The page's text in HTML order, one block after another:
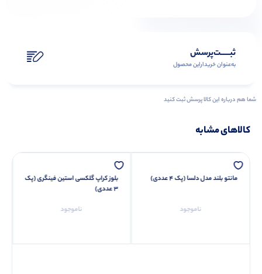
ثبـــــت‌پرسش
به‌عنوان ‌خریدار‌این‌ محصول
شما هم درباره این کالا پرسش ثبت کنید
کالاهای مشابه
مانتو بلند مدل دلسا (پک 4 عددی)
ناموجود
بلوز کراپ گلکسی استین فینگری (پک
3 عددی)
ناموجود